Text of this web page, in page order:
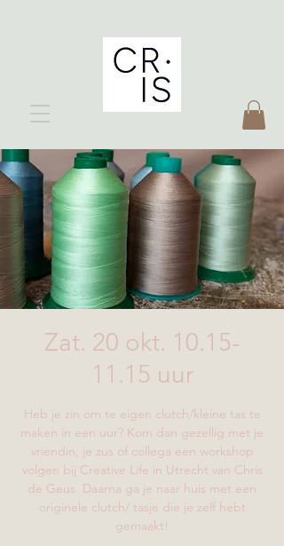
Zat. 20 okt. 10.15-
11.15 uur
Heb je zin om te eigen clutch/kleine tas te
maken in een uur? Kom dan gezellig met je
vriendin, je zus of collega een workshop
volgen bij Creative Life in Utrecht van Chris
de Geus. Daarna ga je naar huis met een
originele clutch/ tasje die je zelf hebt
gemaakt!